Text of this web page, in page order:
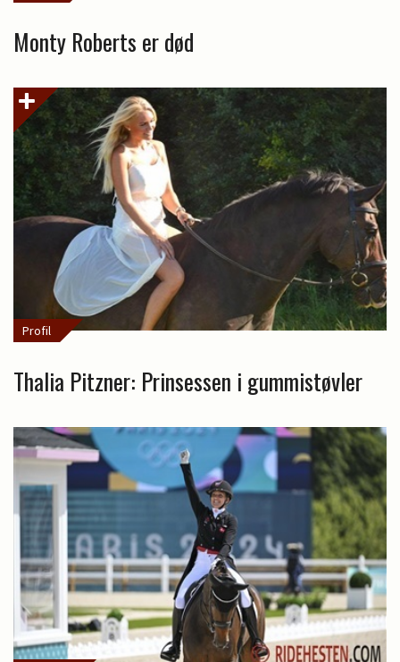
Monty Roberts er død
Profil
Thalia Pitzner: Prinsessen i gummistøvler